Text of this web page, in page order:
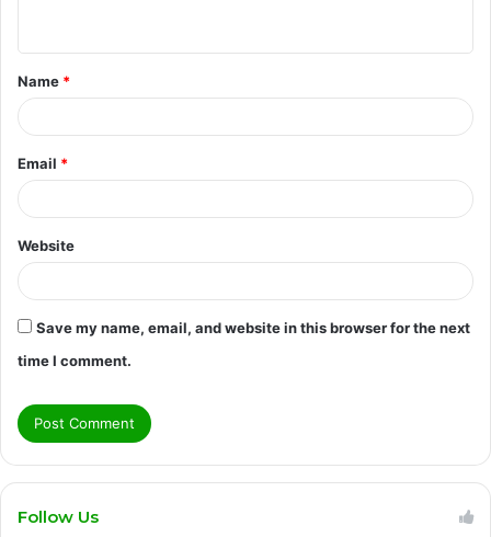
t
*
Name *
Email *
Website
Save my name, email, and website in this browser for the next
time I comment.
Follow Us